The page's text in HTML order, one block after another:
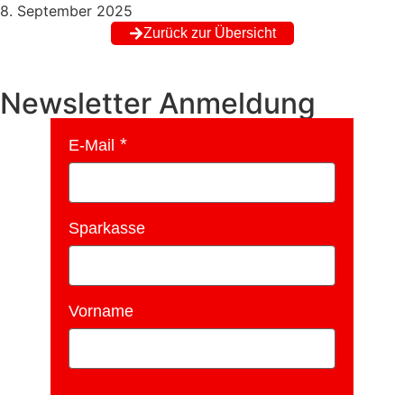
8. September 2025
Zurück zur Übersicht
Newsletter Anmeldung
E-Mail
Sparkasse
Vorname